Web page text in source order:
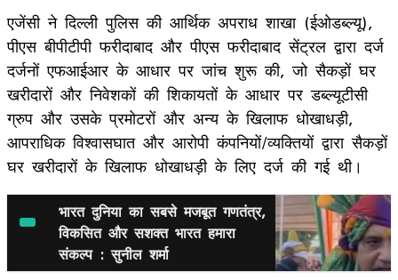
एजेंसी ने दिल्ली पुलिस की आर्थिक अपराध शाखा (ईओडब्ल्यू),
पीएस बीपीटीपी फरीदाबाद और पीएस फरीदाबाद सेंट्रल द्वारा दर्ज
दर्जनों एफआईआर के आधार पर जांच शुरू की, जो सैकड़ों घर
खरीदारों और निवेशकों की शिकायतों के आधार पर डब्ल्यूटीसी
ग्रुप और उसके प्रमोटरों और अन्य के खिलाफ धोखाधड़ी,
आपराधिक विश्वासघात और आरोपी कंपनियों/व्यक्तियों द्वारा सैकड़ों
घर खरीदारों के खिलाफ धोखाधड़ी के लिए दर्ज की गई थी।
भारत दुनिया का सबसे मजबूत गणतंत्र,
विकसित और सशक्त भारत हमारा
संकल्प : सुनील शर्मा